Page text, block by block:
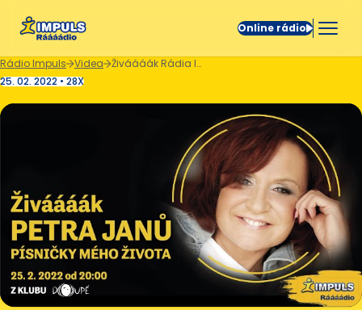
Online rádio
Rádio Impuls Videa
Živáááák Rádia Impuls – PETRA JANŮ Písničky mého života
25. 02. 2022 • 28X